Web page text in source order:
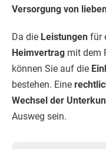
Versorgung von
Da die Leistungen für
Heimvertrag mit dem
können Sie auf die
bestehen. Eine
Wechsel der
Ausweg sein.